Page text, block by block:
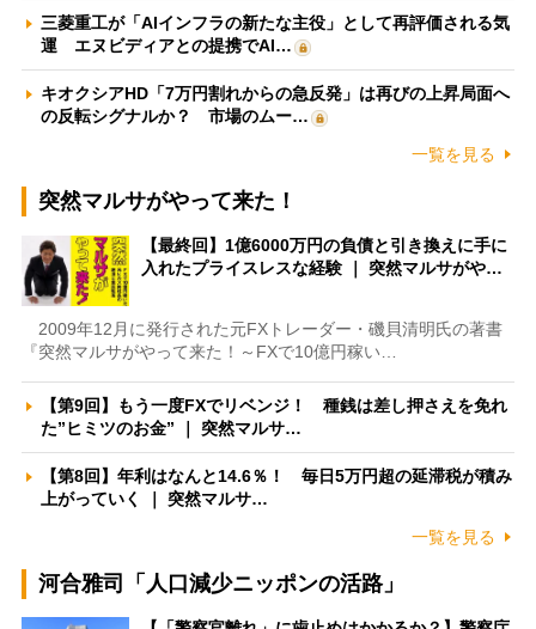
三菱重工が「AIインフラの新たな主役」として再評価される気
運 エヌビディアとの提携でAI…
キオクシアHD「7万円割れからの急反発」は再びの上昇局面へ
の反転シグナルか？ 市場のムー…
一覧を見る
突然マルサがやって来た！
【最終回】1億6000万円の負債と引き換えに手に
入れたプライスレスな経験 ｜ 突然マルサがや…
2009年12月に発行された元FXトレーダー・磯貝清明氏の著書
『突然マルサがやって来た！～FXで10億円稼い…
【第9回】もう一度FXでリベンジ！ 種銭は差し押さえを免れ
た”ヒミツのお金” ｜ 突然マルサ…
【第8回】年利はなんと14.6％！ 毎日5万円超の延滞税が積み
上がっていく ｜ 突然マルサ…
一覧を見る
河合雅司「人口減少ニッポンの活路」